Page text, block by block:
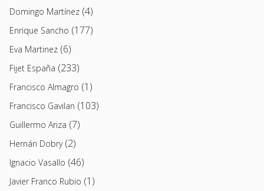
Domingo Martínez (4)
Enrique Sancho (177)
Eva Martinez (6)
Fijet España (233)
Francisco Almagro (1)
Francisco Gavilan (103)
Guillermo Ariza (7)
Hernán Dobry(2)
Ignacio Vasallo (46)
Javier Franco Rubio (1)